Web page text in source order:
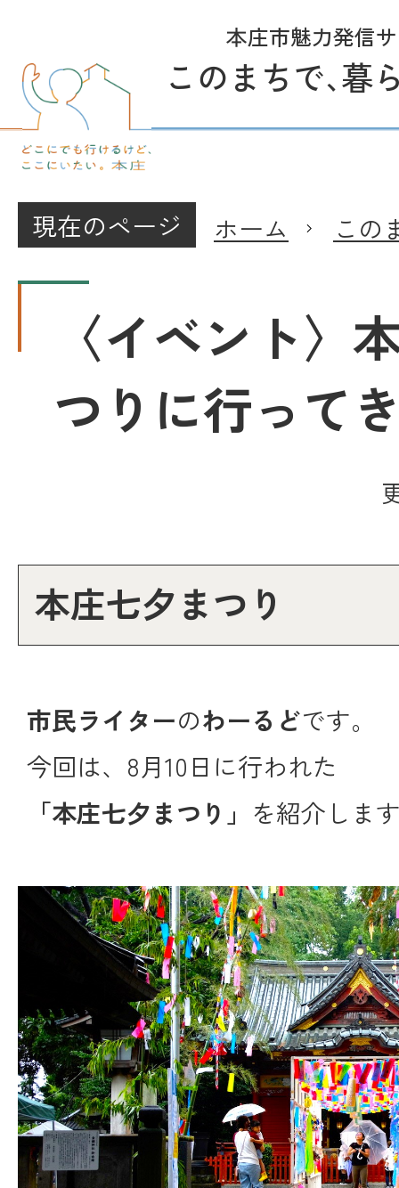
本庄市魅力発信
このまちで、暮
現在のページ ホーム この
〈イベント〉
つりに行って
本庄七夕まつり
市民ライターのわーるどです。
今回は、8月10日に行われた
「本庄七夕まつり」 を紹介しま